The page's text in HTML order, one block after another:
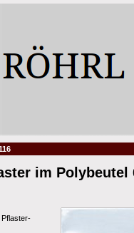
im Polybeutel